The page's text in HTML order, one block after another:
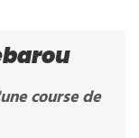
course de